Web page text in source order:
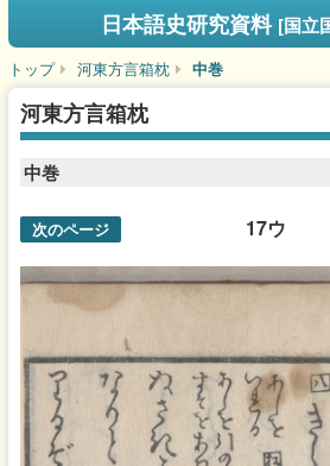
日本語史研究資料 [国立
トップ 河東方言箱枕 中巻
河東方言箱枕
中巻
17ウ
次のページ